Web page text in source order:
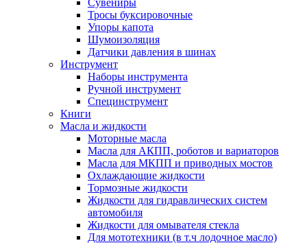
Сувениры
Тросы буксировочные
Упоры капота
Шумоизоляция
Датчики давления в шинах
Инструмент
Наборы инструмента
Ручной инструмент
Специнструмент
Книги
Масла и жидкости
Моторные масла
Масла для АКПП, роботов и вариаторов
Масла для МКПП и приводных мостов
Охлаждающие жидкости
Тормозные жидкости
Жидкости для гидравлических систем
автомобиля
Жидкости для омывателя стекла
Для мототехники (в т.ч лодочное масло)